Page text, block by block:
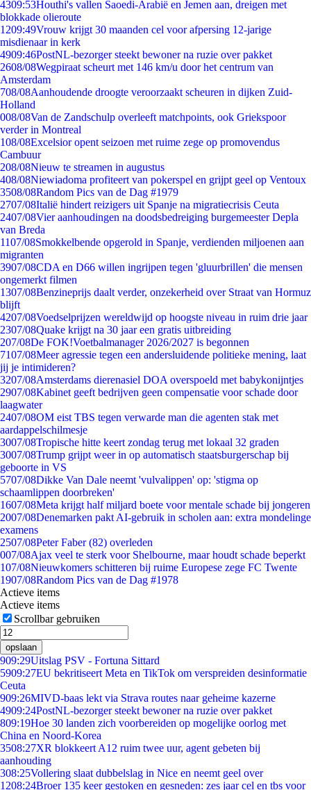
4309:53Houthi's vallen Saoedi-Arabië en Jemen aan, dreigen met
blokkade olieroute
1209:49Vrouw krijgt 30 maanden cel voor afpersing 12-jarige
misdienaar in kerk
4909:46PostNL-bezorger steekt bewoner na ruzie over pakket
2608/08Wegpiraat scheurt met 146 km/u door het centrum van
Amsterdam
708/08Aanhoudende droogte veroorzaakt scheuren in dijken Zuid-
Holland
008/08Van de Zandschulp overleeft matchpoints, ook Griekspoor
verder in Montreal
108/08Excelsior opent seizoen met ruime zege op promovendus
Cambuur
208/08Nieuw te streamen in augustus
408/08Niewiadoma profiteert van pokerspel en grijpt geel op Ventoux
3508/08Random Pics van de Dag #1979
2707/08Italië hindert reizigers uit Spanje na migratiecrisis Ceuta
2407/08Vier aanhoudingen na doodsbedreiging burgemeester Depla
van Breda
1107/08Smokkelbende opgerold in Spanje, verdienden miljoenen aan
migranten
3907/08CDA en D66 willen ingrijpen tegen 'gluurbrillen' die mensen
ongemerkt filmen
1307/08Benzineprijs daalt verder, onzekerheid over Straat van Hormuz
blijft
4207/08Voedselprijzen wereldwijd op hoogste niveau in ruim drie jaar
2307/08Quake krijgt na 30 jaar een gratis uitbreiding
207/08De FOK!Voetbalmanager 2026/2027 is begonnen
7107/08Meer agressie tegen een andersluidende politieke mening, laat
jij je intimideren?
3207/08Amsterdams dierenasiel DOA overspoeld met babykonijntjes
2907/08Kabinet geeft bedrijven geen compensatie voor schade door
laagwater
2407/08OM eist TBS tegen verwarde man die agenten stak met
aardappelschilmesje
3007/08Tropische hitte keert zondag terug met lokaal 32 graden
3007/08Trump grijpt weer in op automatisch staatsburgerschap bij
geboorte in VS
5707/08Dikke Van Dale neemt 'vulvalippen' op: 'stigma op
schaamlippen doorbreken'
1607/08Meta krijgt half miljard boete voor mentale schade bij jongeren
2007/08Denemarken pakt AI-gebruik in scholen aan: extra mondelinge
examens
2507/08Peter Faber (82) overleden
007/08Ajax veel te sterk voor Shelbourne, maar houdt schade beperkt
107/08Nieuwkomers schitteren bij ruime Europese zege FC Twente
1907/08Random Pics van de Dag #1978
Actieve items
Actieve items
Scrollbar gebruiken
opslaan
909:29Uitslag PSV - Fortuna Sittard
5909:27EU bekritiseert Meta en TikTok om verspreiden desinformatie
Ceuta
909:26MIVD-baas lekt via Strava routes naar geheime kazerne
4909:24PostNL-bezorger steekt bewoner na ruzie over pakket
809:19Hoe 30 landen zich voorbereiden op mogelijke oorlog met
China en Noord-Korea
3508:27XR blokkeert A12 ruim twee uur, agent gebeten bij
aanhouding
308:25Vollering slaat dubbelslag in Nice en neemt geel over
1208:24Broer 135 keer gestoken en gesneden: zes jaar cel en tbs voor